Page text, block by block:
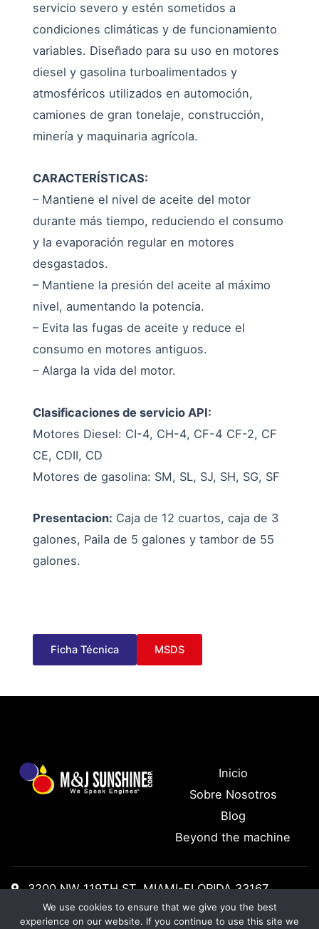
servicio severo y estén sometidos a
condiciones climáticas y de funcionamiento
variables. Diseñado para su uso en motores
diesel y gasolina turboalimentados y
atmosféricos utilizados en automoción,
camiones de gran tonelaje, construcción,
minería y maquinaria agrícola.
CARACTERÍSTICAS:
– Mantiene el nivel de aceite del motor
durante más tiempo, reduciendo el consumo
y la evaporación regular en motores
desgastados.
– Mantiene la presión del aceite al máximo
nivel, aumentando la potencia.
– Evita las fugas de aceite y reduce el
consumo en motores antiguos.
– Alarga la vida del motor.
Clasificaciones de servicio API:
Motores Diesel: CI-4, CH-4, CF-4 CF-2, CF
CE, CDII, CD
Motores de gasolina: SM, SL, SJ, SH, SG, SF
Presentacion: Caja de 12 cuartos, caja de 3
galones, Paila de 5 galones y tambor de 55
galones.
Ficha Técnica MSDS
Inicio
Sobre Nosotros
Blog
Beyond the machine
3200 NW 119TH ST, MIAMI-FLORIDA 33167
Tel: +1 (305) 888 1155
We use cookies to ensure that we give you the best
experience on our website. If you continue to use this site we